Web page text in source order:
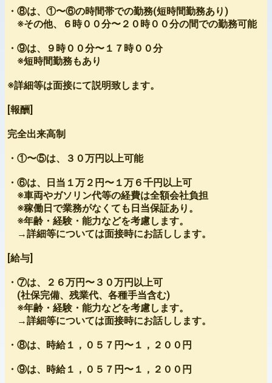
・⑧は、①〜⑥の時間帯での勤務(短時間勤務あり)
※その他、６時００分〜２０時００分の間での勤務可能
・⑨は、９時００分〜１７時００分
※短時間勤務もあり
※詳細等は面接にて説明致します。
[報酬]
完全出来高制
・①〜⑤は、３０万円以上可能
・⑥は、日当１万２円〜１万６千円以上可
※車両やガソリン代等の経費は全額会社負担
※稼働日で業務がなくても日当保証あり。
※年齢・経験・能力などを考慮します。
→詳細等については面接時にお話しします。
[給与]
・⑦は、２６万円〜３０万円以上可
(社保完備、残業代、各種手当含む)
※年齢・経験・能力などを考慮します。
→詳細等については面接時にお話しします。
・⑧は、時給１，０５７円〜１，２００円
・⑨は、時給１，０５７円〜１，２００円